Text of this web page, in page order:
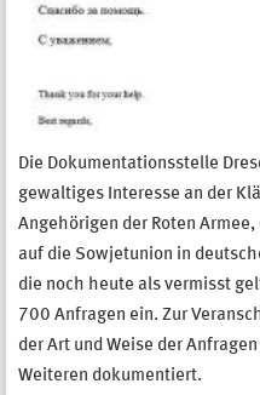
Die Dokumentationsstelle
gewaltiges Interesse an der
Angehörigen der Roten
auf die Sowjetunion in
die noch heute als vermisst
700 Anfragen ein. Zur
der Art und Weise der
Weiteren dokumentiert.